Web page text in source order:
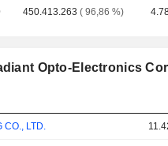
450.413.263 ( 96,86 %)
Opto-Electronics
CO., LTD.